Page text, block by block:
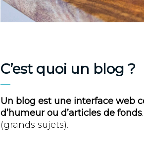
C’est quoi un blog ?
Un blog est une interface web
d’humeur ou d’articles de fonds
(grands sujets).